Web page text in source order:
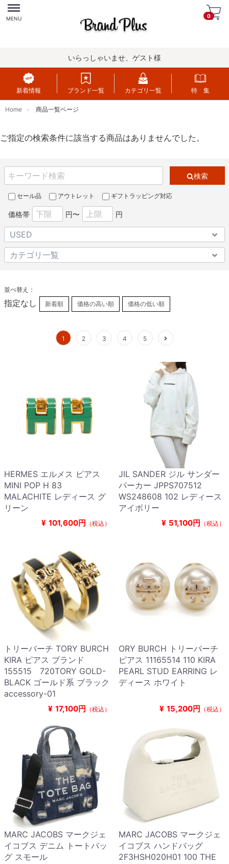
Menu
MENU 0
いらっしゃいませ、ゲスト様
新着情報 ブランド一覧 カテゴリ一覧 特 集
Home 商品一覧ページ
ご指定の検索条件に該当する商品はありませんでした。
検索
セール品 アウトレット ギフトラッピング対応
価格帯 円〜 円
並べ替え：
指定なし 新着順 価格の高い順 価格の低い順
1 2 3 4 5
HERMES エルメス ピアス
MINI POP H 83
MALACHITE レディース グ
リーン
¥ 101,600円 （税込）
JIL SANDER ジル サンダー
パーカー JPPS707512
WS248608 102 レディース
アイボリー
¥ 51,100円 （税込）
トリーバーチ TORY BURCH
KIRA ピアス ブランド
155515 720TORY GOLD-
BLACK ゴールド系 ブラック
accessory-01
¥ 17,100円 （税込）
ORY BURCH トリーバーチ
ピアス 11165514 110 KIRA
PEARL STUD EARRING レ
ディース ホワイト
¥ 15,200円 （税込）
MARC JACOBS マークジェ
イコブス デニム トートバッ
グ スモール
MARC JACOBS マークジェ
イコブス ハンドバッグ
2F3HSH020H01 100 THE